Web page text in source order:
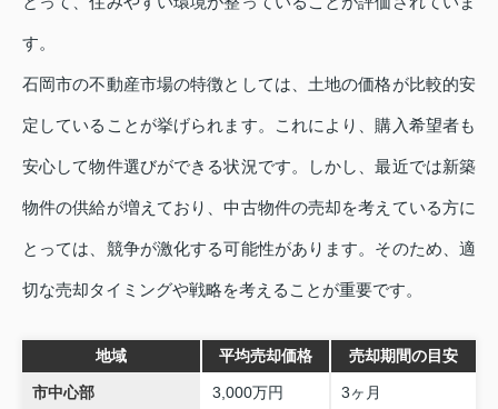
す。
石岡市の不動産市場の特徴としては、土地の価格が比較的安
定していることが挙げられます。これにより、購入希望者も
安心して物件選びができる状況です。しかし、最近では新築
物件の供給が増えており、中古物件の売却を考えている方に
とっては、競争が激化する可能性があります。そのため、適
切な売却タイミングや戦略を考えることが重要です。
地域 平均売却価格 売却期間の目安
市中心部 3,000万円 3ヶ月